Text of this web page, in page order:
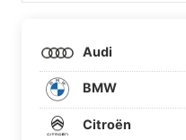
Audi
BMW
Citroën